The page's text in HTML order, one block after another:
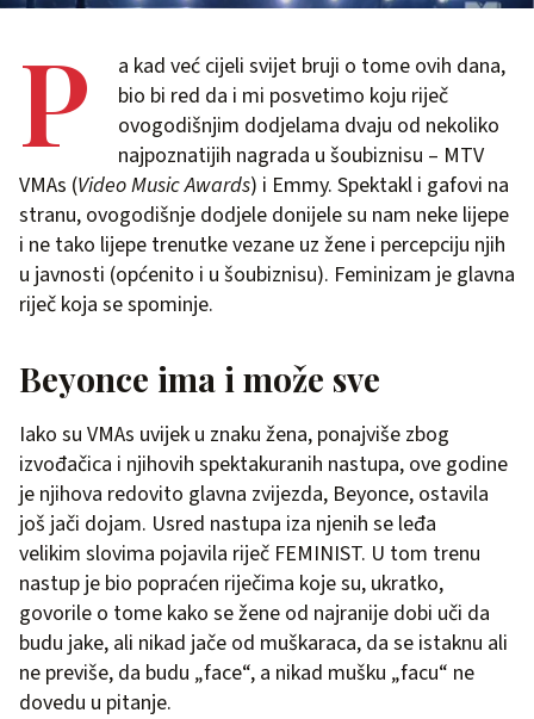
P
a kad već cijeli svijet bruji o tome ovih dana,
bio bi red da i mi posvetimo koju riječ
ovogodišnjim dodjelama dvaju od nekoliko
najpoznatijih nagrada u šoubiznisu – MTV
VMAs (Video Music Awards) i Emmy. Spektakl i gafovi na
stranu, ovogodišnje dodjele donijele su nam neke lijepe
i ne tako lijepe trenutke vezane uz žene i percepciju njih
u javnosti (općenito i u šoubiznisu). Feminizam je glavna
riječ koja se spominje.
Beyonce ima i može sve
Iako su VMAs uvijek u znaku žena, ponajviše zbog
izvođačica i njihovih spektakuranih nastupa, ove godine
je njihova redovito glavna zvijezda, Beyonce, ostavila
još jači dojam. Usred nastupa iza njenih se leđa
velikim slovima pojavila riječ FEMINIST. U tom trenu
nastup je bio popraćen riječima koje su, ukratko,
govorile o tome kako se žene od najranije dobi uči da
budu jake, ali nikad jače od muškaraca, da se istaknu ali
ne previše, da budu „face“, a nikad mušku „facu“ ne
dovedu u pitanje.